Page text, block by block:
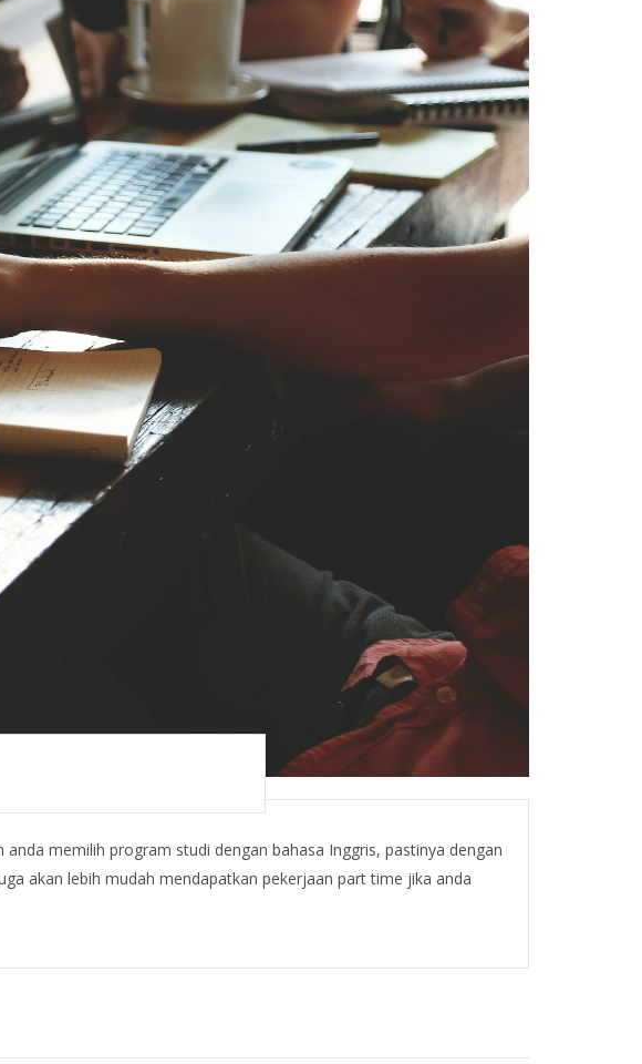
memilih program studi dengan bahasa Inggris, pastinya dengan
akan lebih mudah mendapatkan pekerjaan part time jika anda